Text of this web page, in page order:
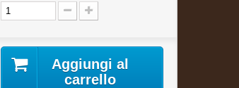
Aggiungi al
carrello